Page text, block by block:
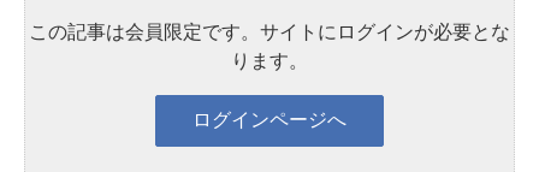
この記事は会員限定です。サイトにログインが必要とな
ります。